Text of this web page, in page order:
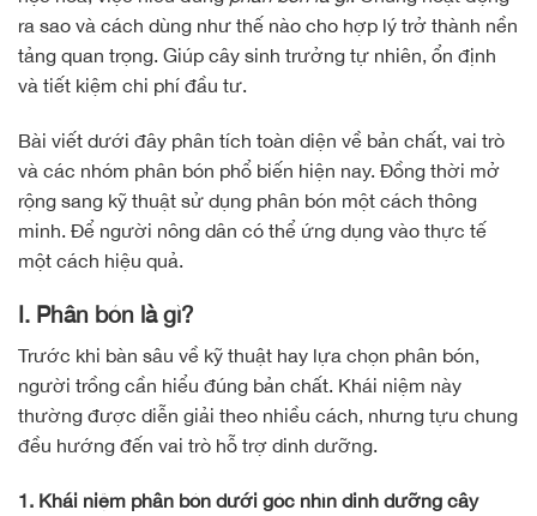
ra sao và cách dùng như thế nào cho hợp lý trở thành nền
tảng quan trọng. Giúp cây sinh trưởng tự nhiên, ổn định
và tiết kiệm chi phí đầu tư.
Bài viết dưới đây phân tích toàn diện về bản chất, vai trò
và các nhóm phân bón phổ biến hiện nay. Đồng thời mở
rộng sang kỹ thuật sử dụng phân bón một cách thông
minh. Để người nông dân có thể ứng dụng vào thực tế
một cách hiệu quả.
I. Phân bón là gì?
Trước khi bàn sâu về kỹ thuật hay lựa chọn phân bón,
người trồng cần hiểu đúng bản chất. Khái niệm này
thường được diễn giải theo nhiều cách, nhưng tựu chung
đều hướng đến vai trò hỗ trợ dinh dưỡng.
1. Khái niệm phân bón dưới góc nhìn dinh dưỡng cây